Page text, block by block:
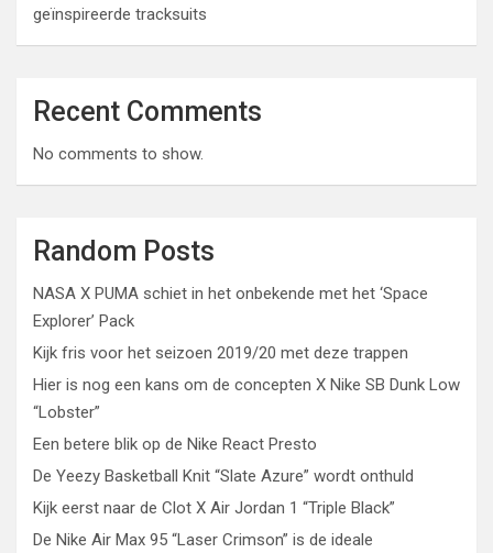
geïnspireerde tracksuits
Recent Comments
No comments to show.
Random Posts
NASA X PUMA schiet in het onbekende met het ‘Space
Explorer’ Pack
Kijk fris voor het seizoen 2019/20 met deze trappen
Hier is nog een kans om de concepten X Nike SB Dunk Low
“Lobster”
Een betere blik op de Nike React Presto
De Yeezy Basketball Knit “Slate Azure” wordt onthuld
Kijk eerst naar de Clot X Air Jordan 1 “Triple Black”
De Nike Air Max 95 “Laser Crimson” is de ideale